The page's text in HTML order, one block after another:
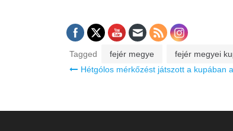
Tagged fejér megye fejér megyei
Bejegyzés
Hétgólos mérkőzést játszott a kupában